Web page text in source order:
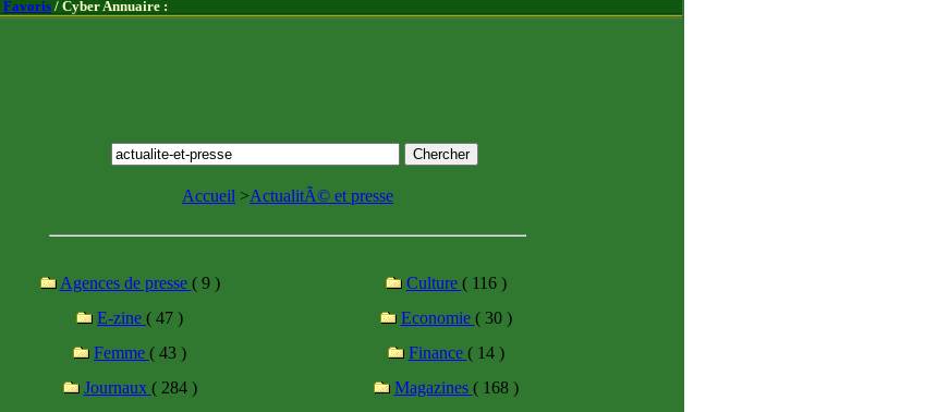
Favoris / Cyber Annuaire :
Accueil >ActualitÃ© et presse
Agences de presse ( 9 ) Culture ( 116 )
E-zine ( 47 ) Economie ( 30 )
Femme ( 43 ) Finance ( 14 )
Journaux ( 284 ) Magazines ( 168 )